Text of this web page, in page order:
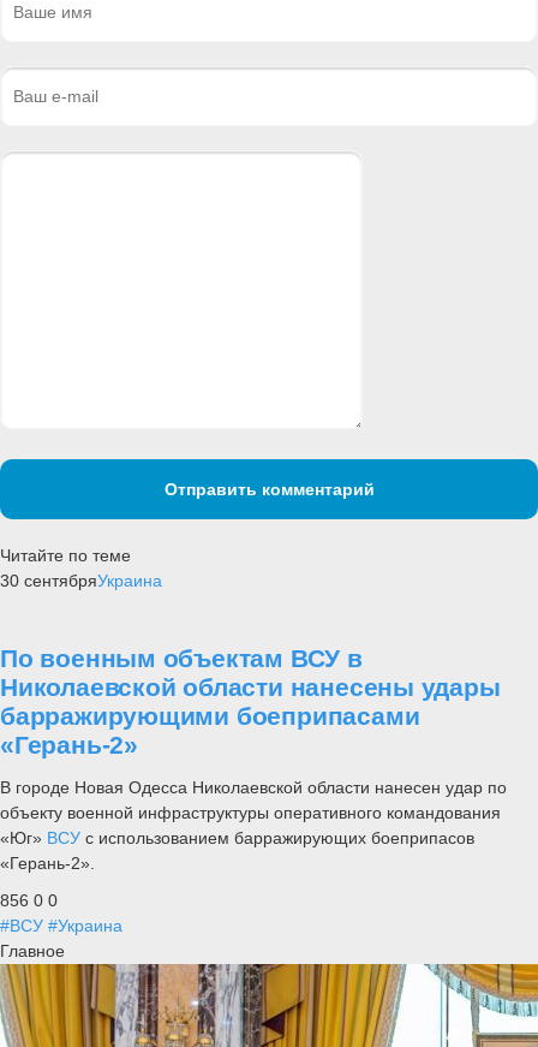
Отправить комментарий
Читайте по теме
30 сентябряУкраина
По военным объектам ВСУ в
Николаевской области нанесены удары
барражирующими боеприпасами
«Герань-2»
В городе Новая Одесса Николаевской области нанесен удар по
объекту военной инфраструктуры оперативного командования
«Юг» ВСУ с использованием барражирующих боеприпасов
«Герань-2».
856 0 0
#ВСУ #Украина
Главное